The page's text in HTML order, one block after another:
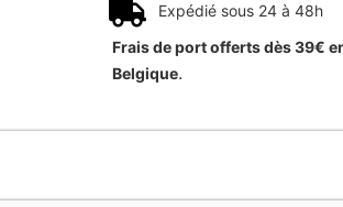
Expédié sous 24 à 48h
Frais de port offerts dès 39€
Belgique.